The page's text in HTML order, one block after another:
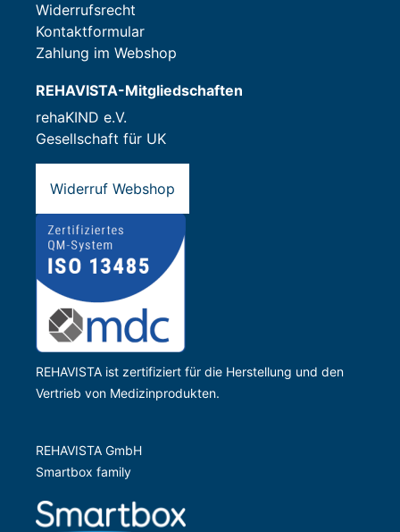
Widerrufsrecht
Kontaktformular
Zahlung im Webshop
REHAVISTA-Mitgliedschaften
rehaKIND e.V.
Gesellschaft für UK
Widerruf Webshop
REHAVISTA ist zertifiziert für die Herstellung und den
Vertrieb von Medizinprodukten.
REHAVISTA GmbH
Smartbox family